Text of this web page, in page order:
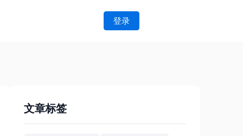
登录
文章标签